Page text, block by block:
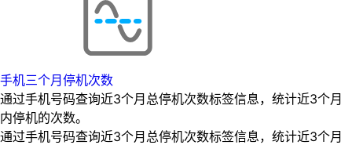
手机三个月停机次数
通过手机号码查询近3个月总停机次数标签信息，统计近3个月
内停机的次数。
通过手机号码查询近3个月总停机次数标签信息，统计近3个月